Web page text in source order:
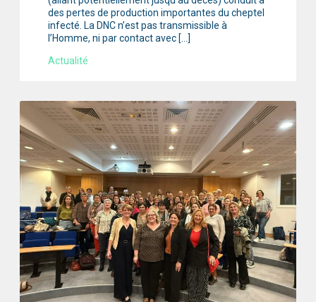
des pertes de production importantes du cheptel
infecté. La DNC n’est pas transmissible à
l’Homme, ni par contact avec […]
Actualité